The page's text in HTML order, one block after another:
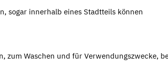
sogar innerhalb eines Stadtteils können
zum Waschen und für Verwendungszwecke,